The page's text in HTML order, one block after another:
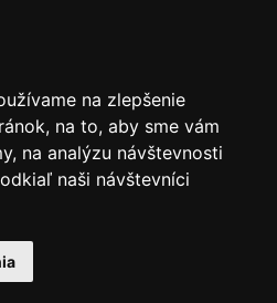
na zlepšenie
na to, aby sme vám
na analýzu návštevnosti
naši návštevníci